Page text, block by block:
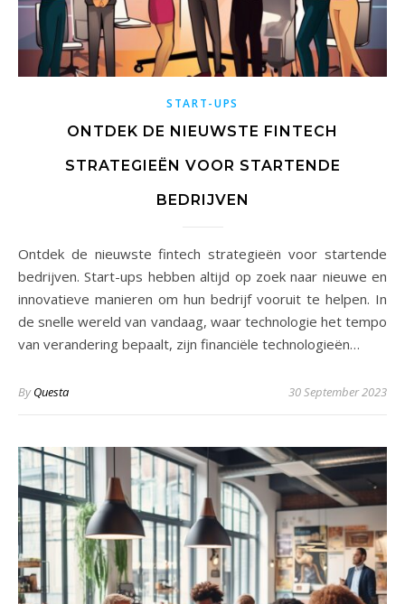
START-UPS
ONTDEK DE NIEUWSTE FINTECH
STRATEGIEËN VOOR STARTENDE
BEDRIJVEN
Ontdek de nieuwste fintech strategieën voor startende
bedrijven. Start-ups hebben altijd op zoek naar nieuwe en
innovatieve manieren om hun bedrijf vooruit te helpen. In
de snelle wereld van vandaag, waar technologie het tempo
van verandering bepaalt, zijn financiële technologieën…
ByQuesta 30 September 2023